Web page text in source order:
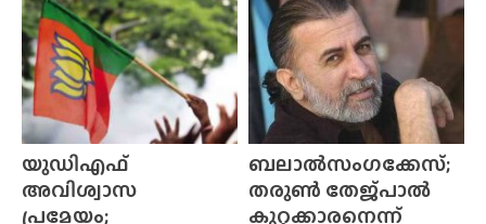
യുഡിഎഫ്
അവിശ്വാസ
പ്രമേയം;
ബലാൽസംഗക്കേസ്;
തരുൺ തേജ്‌പാൽ
കുറ്റക്കാരനെന്ന്